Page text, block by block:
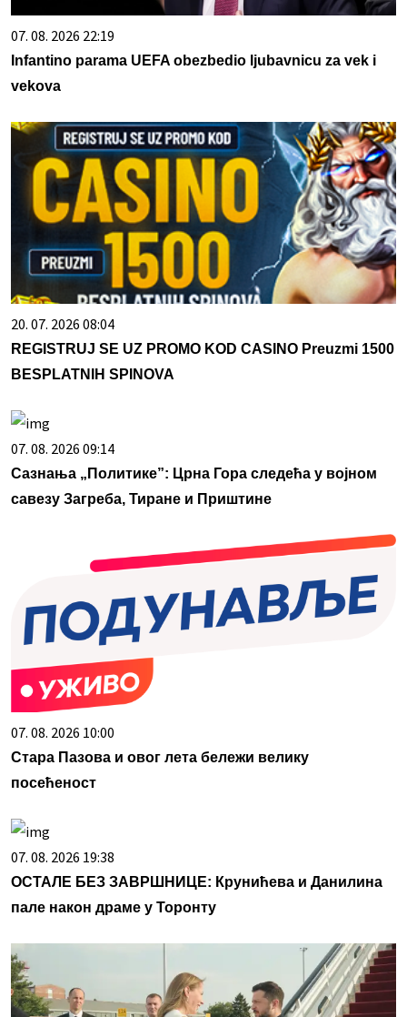
07. 08. 2026 22:19
Infantino parama UEFA obezbedio ljubavnicu za vek i
vekova
20. 07. 2026 08:04
REGISTRUJ SE UZ PROMO KOD CASINO Preuzmi 1500
BESPLATNIH SPINOVA
07. 08. 2026 09:14
Сазнања „Политике”: Црна Гора следећа у војном
савезу Загреба, Тиране и Приштине
07. 08. 2026 10:00
Стара Пазова и овог лета бележи велику
посећеност
07. 08. 2026 19:38
ОСТАЛЕ БЕЗ ЗАВРШНИЦЕ: Крунићева и Данилина
пале након драме у Торонту